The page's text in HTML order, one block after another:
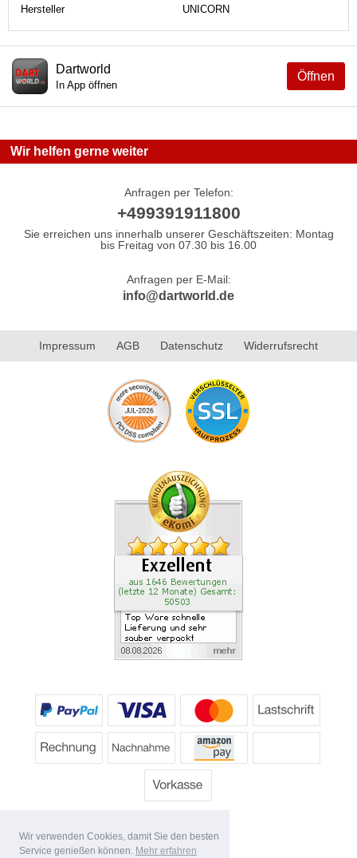
Wir verwenden Cookies, damit Sie den besten
Service genießen können. Mehr erfahren
Hersteller
UNICORN
Öffnen
Dartworld
In App öffnen
Wir helfen gerne weiter
Anfragen per Telefon:
+499391911800
Sie erreichen uns innerhalb unserer Geschäftszeiten: Montag
bis Freitag von 07.30 bis 16.00
Anfragen per E-Mail:
info@dartworld.de
Impressum AGB Datenschutz Widerrufsrecht